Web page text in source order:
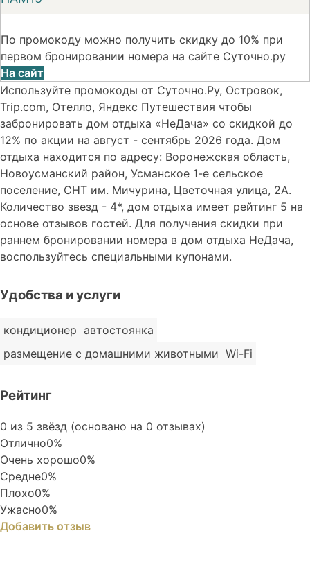
По промокоду можно получить скидку до 10% при
первом бронировании номера на сайте Суточно.ру
На сайт
Используйте промокоды от Суточно.Ру, Островок,
Trip.com, Отелло, Яндекс Путешествия чтобы
забронировать дом отдыха «НеДача» со скидкой до
12% по акции на август - сентябрь 2026 года. Дом
отдыха находится по адресу: Воронежская область,
Новоусманский район, Усманское 1-е сельское
поселение, СНТ им. Мичурина, Цветочная улица, 2А.
Количество звезд - 4*, дом отдыха имеет рейтинг 5 на
основе отзывов гостей. Для получения скидки при
раннем бронировании номера в дом отдыха НеДача,
воспользуйтесь специальными купонами.
Удобства и услуги
кондиционер автостоянка
размещение с домашними животными Wi-Fi
Рейтинг
Rated
0
out
of
5
0 из 5 звёзд (основано на 0 отзывах)
Отлично0%
Очень хорошо0%
Средне0%
Плохо0%
Ужасно0%
Добавить отзыв